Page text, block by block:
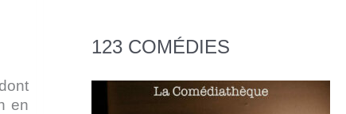
en
123 COMÉDIES